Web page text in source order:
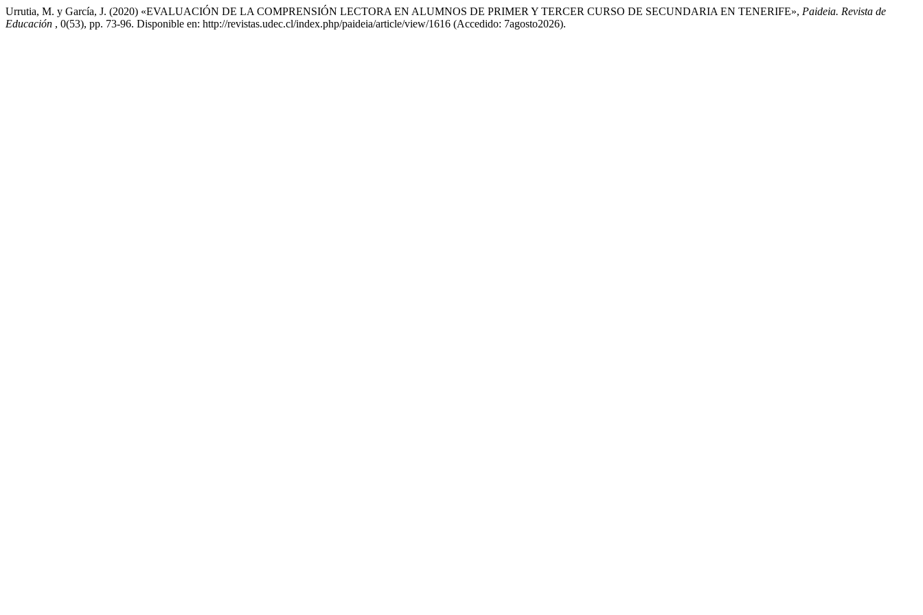
Urrutia, M. y García, J. (2020) «EVALUACIÓN DE LA COMPRENSIÓN LECTORA EN ALUMNOS DE PRIMER Y TERCER CURSO DE SECUNDARIA EN TENERIFE», Paideia. Revista de
Educación , 0(53), pp. 73-96. Disponible en: http://revistas.udec.cl/index.php/paideia/article/view/1616 (Accedido: 7agosto2026).